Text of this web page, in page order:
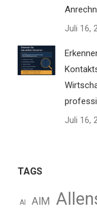
Juli 16,
Juli 16,
TAGS
AI AIM